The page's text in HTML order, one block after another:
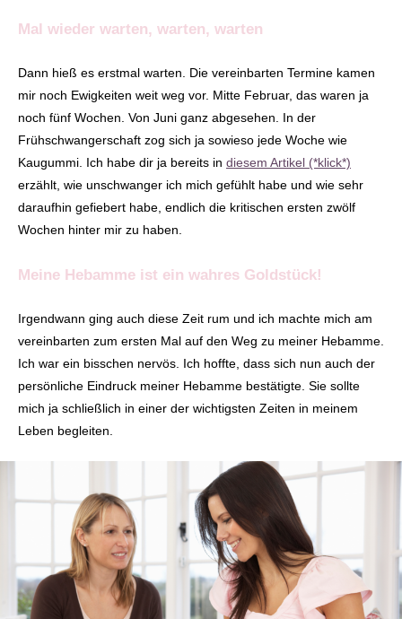
Mal wieder warten, warten, warten
Dann hieß es erstmal warten. Die vereinbarten Termine kamen
mir noch Ewigkeiten weit weg vor. Mitte Februar, das waren ja
noch fünf Wochen. Von Juni ganz abgesehen. In der
Frühschwangerschaft zog sich ja sowieso jede Woche wie
Kaugummi. Ich habe dir ja bereits in diesem Artikel (*klick*)
erzählt, wie unschwanger ich mich gefühlt habe und wie sehr
daraufhin gefiebert habe, endlich die kritischen ersten zwölf
Wochen hinter mir zu haben.
Meine Hebamme ist ein wahres Goldstück!
Irgendwann ging auch diese Zeit rum und ich machte mich am
vereinbarten zum ersten Mal auf den Weg zu meiner Hebamme.
Ich war ein bisschen nervös. Ich hoffte, dass sich nun auch der
persönliche Eindruck meiner Hebamme bestätigte. Sie sollte
mich ja schließlich in einer der wichtigsten Zeiten in meinem
Leben begleiten.